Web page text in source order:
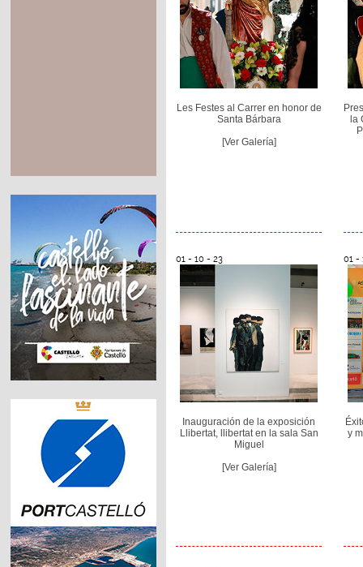
Les Festes al Carrer en honor de
Santa Bárbara
[Ver Galería]
la
01 - 10 - 23
Inauguración de la exposición
Llibertat, llibertat en la sala San
Miguel
[Ver Galería]
01 -
y